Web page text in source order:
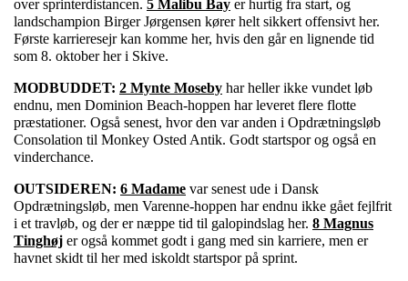
over sprinterdistancen. 5 Malibu Bay er hurtig fra start, og
landschampion Birger Jørgensen kører helt sikkert offensivt her.
Første karrieresejr kan komme her, hvis den går en lignende tid
som 8. oktober her i Skive.
MODBUDDET: 2 Mynte Moseby har heller ikke vundet løb
endnu, men Dominion Beach-hoppen har leveret flere flotte
præstationer. Også senest, hvor den var anden i Opdrætningsløb
Consolation til Monkey Osted Antik. Godt startspor og også en
vinderchance.
OUTSIDEREN: 6 Madame var senest ude i Dansk
Opdrætningsløb, men Varenne-hoppen har endnu ikke gået fejlfrit
i et travløb, og der er næppe tid til galopindslag her. 8 Magnus
Tinghøj er også kommet godt i gang med sin karriere, men er
havnet skidt til her med iskoldt startspor på sprint.